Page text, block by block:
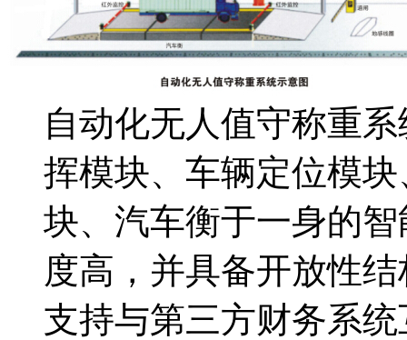
自动化无人值守称重
挥模块、车辆定位模
块、汽车衡于一身的
度高，并具备开放性
支持与第三方财务系